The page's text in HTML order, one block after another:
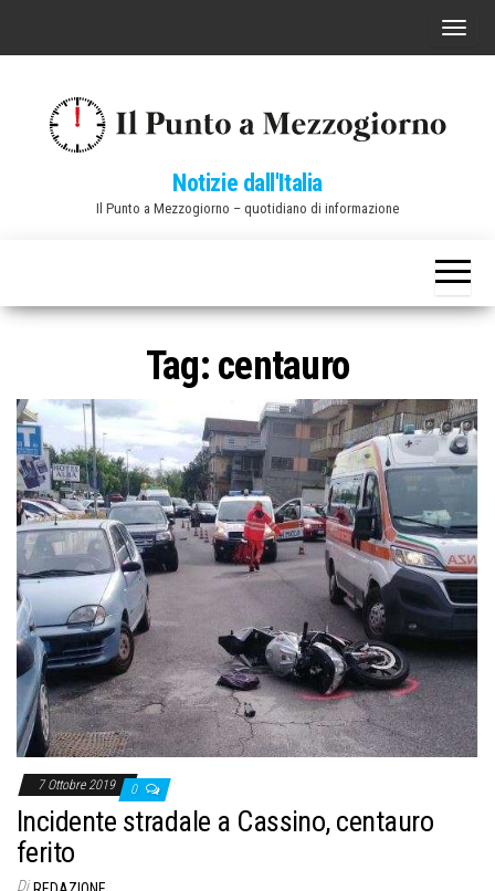
C
a
v
a
z
i
n
e
Notizie dall'Italia
Il Punto a Mezzogiorno – quotidiano di informazione
Tag: centauro
7 Ottobre 2019 0
Incidente stradale a Cassino, centauro
ferito
Di